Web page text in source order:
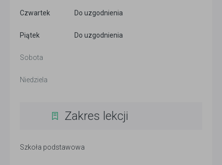
Czwartek Do uzgodnienia
Piątek Do uzgodnienia
Sobota
Niedziela
Zakres lekcji
Szkoła podstawowa